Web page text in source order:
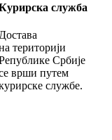
служба
територији
Србије
врши путем
службе.